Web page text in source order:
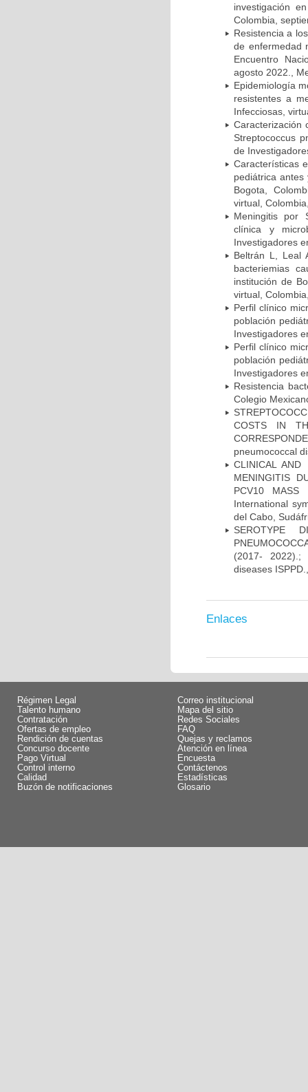
investigación
Colombia,
Resistencia a
de enfermedad
Encuentro
agosto 2022.,
Epidemiología
resistentes a
Infecciosas,
Caracterización
Streptococcus
de
Características
pediátrica
Bogota,
virtual,
Meningitis por
clínica y
Investigadores
Beltrán L, Leal
bacteriemias
institución de
virtual,
Perfil clínico
población
Investigadores
Perfil clínico
población
Investigadores
Resistencia
Colegio
COSTS IN
pneumococcal
CLINICAL AND
MENINGITIS
PCV10 MASS
International
del Cabo,
SEROTYPE
(2017- 2022).;
diseases
Enlaces
Régimen Legal
Talento humano
Contratación
Ofertas de empleo
Rendición de cuentas
Concurso docente
Pago Virtual
Control interno
Calidad
Buzón de notificaciones
Correo institucional
Mapa del sitio
Redes Sociales
FAQ
Quejas y reclamos
Atención en línea
Encuesta
Contáctenos
Estadísticas
Glosario